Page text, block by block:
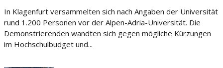
In Klagenfurt versammelten sich nach Angaben der Universität
rund 1.200 Personen vor der Alpen-Adria-Universität. Die
Demonstrierenden wandten sich gegen mögliche Kürzungen
im Hochschulbudget und...